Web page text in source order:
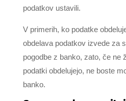
podatkov ustavili.
V primerih, ko podatke
obdelava podatkov izvede za
pogodbe z banko, zato, če ne
podatki obdelujejo, ne boste
banko.